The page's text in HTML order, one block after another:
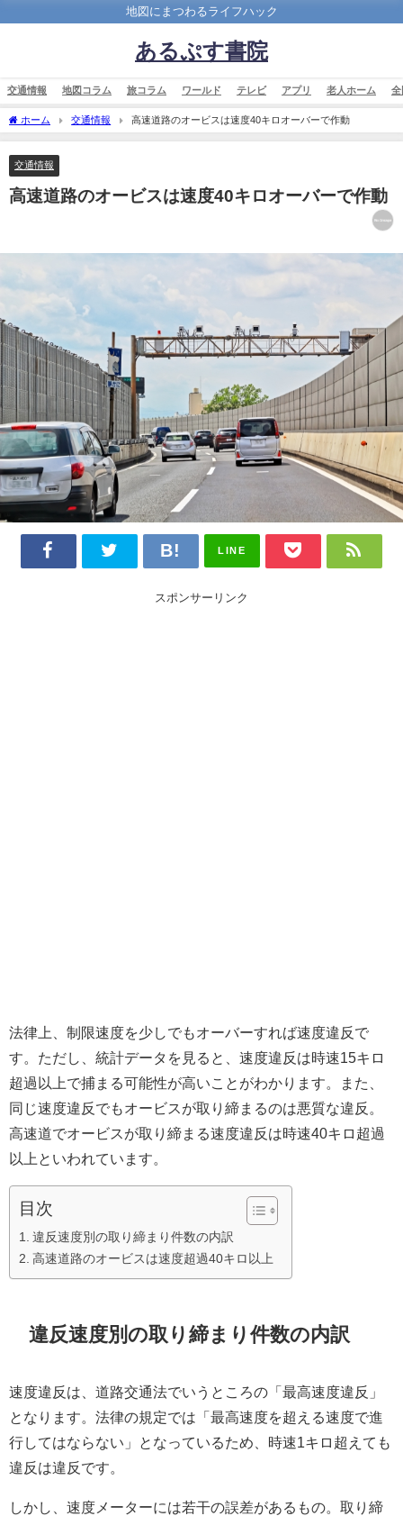
地図にまつわるライフハック
あるぷす書院
交通情報 地図コラム 旅コラム ワールド テレビ アプリ 老人ホーム 全
ホーム 交通情報 高速道路のオービスは速度40キロオーバーで作動
交通情報
高速道路のオービスは速度40キロオーバーで作動
LINE
スポンサーリンク
法律上、制限速度を少しでもオーバーすれば速度違反で
す。ただし、統計データを見ると、速度違反は時速15キロ
超過以上で捕まる可能性が高いことがわかります。また、
同じ速度違反でもオービスが取り締まるのは悪質な違反。
高速道でオービスが取り締まる速度違反は時速40キロ超過
以上といわれています。
目次
違反速度別の取り締まり件数の内訳
高速道路のオービスは速度超過40キロ以上
違反速度別の取り締まり件数の内訳
速度違反は、道路交通法でいうところの「最高速度違反」
となります。法律の規定では「最高速度を超える速度で進
行してはならない」となっているため、時速1キロ超えても
違反は違反です。
しかし、速度メーターには若干の誤差があるもの。取り締